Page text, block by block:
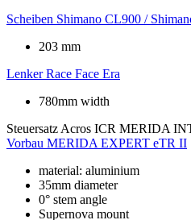
Scheiben Shimano CL900 /
203 mm
Lenker Race Face Era
780mm width
Steuersatz Acros ICR MERIDA
Vorbau MERIDA EXPERT eTR II
material: aluminium
35mm diameter
0° stem angle
Supernova mount